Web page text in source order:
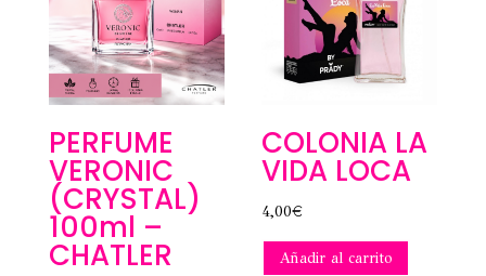
PERFUME
VERONIC
(CRYSTAL)
100ml –
CHATLER
COLONIA LA
VIDA LOCA
4,00€
Añadir al carrito